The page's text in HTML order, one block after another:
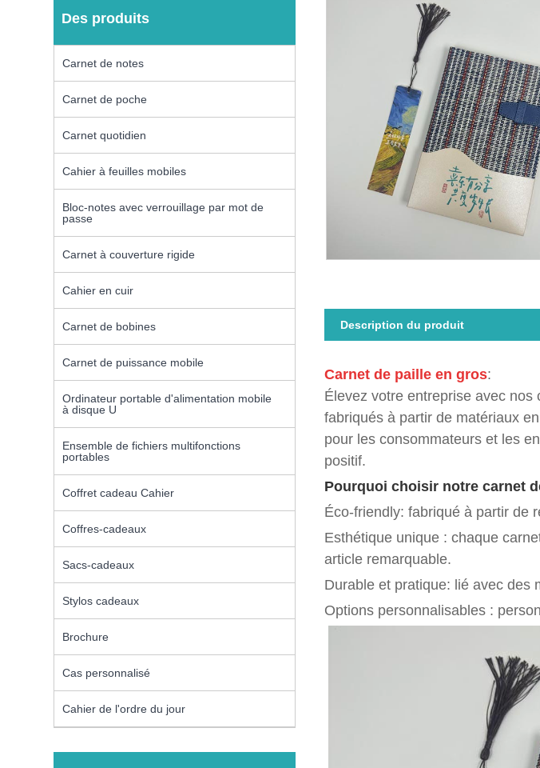
Des produits
Carnet de notes
Carnet de poche
Carnet quotidien
Cahier à feuilles mobiles
Bloc-notes avec verrouillage par mot de
passe
Carnet à couverture rigide
Cahier en cuir
Carnet de bobines
Carnet de puissance mobile
Ordinateur portable d'alimentation mobile
à disque U
Ensemble de fichiers multifonctions
portables
Coffret cadeau Cahier
Coffres-cadeaux
Sacs-cadeaux
Stylos cadeaux
Brochure
Cas personnalisé
Cahier de l'ordre du jour
Description du produit
Carnet de paille en gros:
Élevez votre entreprise avec
fabriqués à partir de matériaux
pour les consommateurs et les
positif.
Pourquoi choisir notre carnet
Éco-friendly: fabriqué à partir de
Esthétique unique : chaque
article remarquable.
Durable et pratique: lié avec des
Options personnalisables :